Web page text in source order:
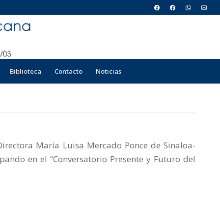
Biblioteca Contacto Noticias
María Luisa Mercado Ponce de Sinaloa-
en el “Conversatorio Presente y Futuro del